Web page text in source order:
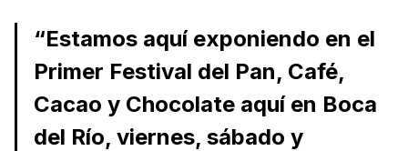
“Estamos aquí exponiendo en el
Primer Festival del Pan, Café,
Cacao y Chocolate aquí en Boca
del Río, viernes, sábado y